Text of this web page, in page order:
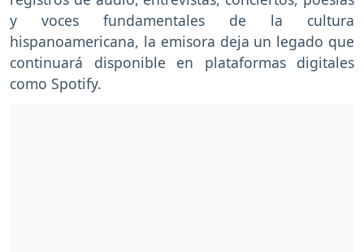
y voces fundamentales de la cultura
hispanoamericana, la emisora deja un legado que
continuará disponible en plataformas digitales
como Spotify.